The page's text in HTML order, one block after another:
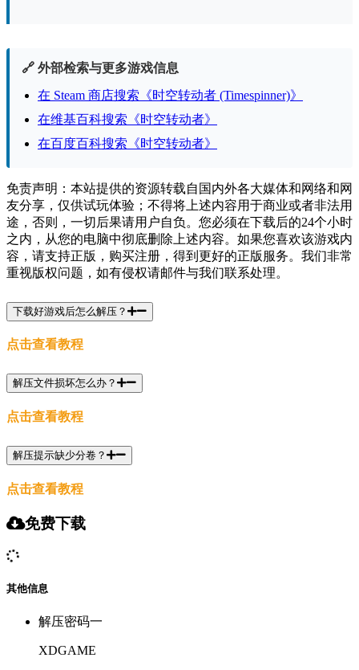
🔗 外部检索与更多游戏信息
在 Steam 商店搜索《时空转动者 (Timespinner)》
在维基百科搜索《时空转动者》
在百度百科搜索《时空转动者》
免责声明：本站提供的资源转载自国内外各大媒体和网络和网
友分享，仅供试玩体验；不得将上述内容用于商业或者非法用
途，否则，一切后果请用户自负。您必须在下载后的24个小时
之内，从您的电脑中彻底删除上述内容。如果您喜欢该游戏内
容，请支持正版，购买注册，得到更好的正版服务。我们非常
重视版权问题，如有侵权请邮件与我们联系处理。
下载好游戏后怎么解压？
点击查看教程
解压文件损坏怎么办？
点击查看教程
解压提示缺少分卷？
点击查看教程
免费下载
其他信息
解压密码一
XDGAME